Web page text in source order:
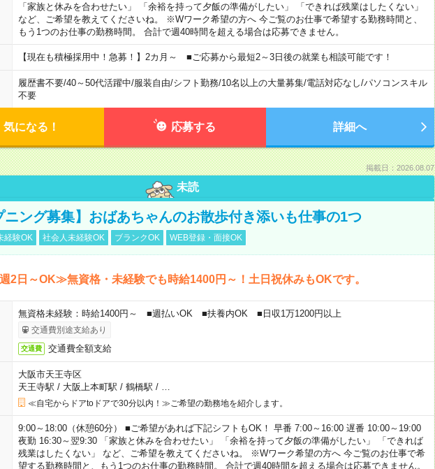
「家族と休みを合わせたい」 「余裕を持って夕飯の準備がしたい」 「できれば残業はしたくない」
など、ご希望を教えてくださいね。 ※Wワーク希望の方へ 今ご覧のお仕事で希望する勤務時間と、
もう1つのお仕事の勤務時間。 合計で週40時間を超える場合は応募できません。
【現在も積極採用中！急募！】2カ月～ ■ご応募から最短2～3日後の就業も相談可能です！
履歴書不要/40～50代活躍中/服装自由/シフト勤務/10名以上の大量募集/電話対応なし/パソコンスキル
不要
気になる！ 応募する 詳細へ
掲載日：2026.08.07
未読
ニング募集】おばあちゃんのお散歩付き添いも仕事の1つ
経験OK 社会人未経験OK ブランクOK WEB登録・面接OK
2日～OK≫無資格・未経験でも時給1400円～！土日祝休みもOKです。
無資格未経験：時給1400円～ ■週払いOK ■扶養内OK ■日収1万1200円以上
交通費別途支給あり
交通費 交通費全額支給
大阪市天王寺区
天王寺駅 / 大阪上本町駅 / 鶴橋駅 /
≪自宅からドアtoドアで30分以内！≫ご希望の勤務地を紹介します。
9:00～18:00（休憩60分） ■ご希望があれば下記シフトもOK！ 早番 7:00～16:00 遅番 10:00～19:00
夜勤 16:30～翌9:30 「家族と休みを合わせたい」 「余裕を持って夕飯の準備がしたい」 「できれば
残業はしたくない」 など、ご希望を教えてくださいね。 ※Wワーク希望の方へ 今ご覧のお仕事で希
望する勤務時間と、もう1つのお仕事の勤務時間。 合計で週40時間を超える場合は応募できません。